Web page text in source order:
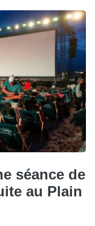
séance de
au Plain